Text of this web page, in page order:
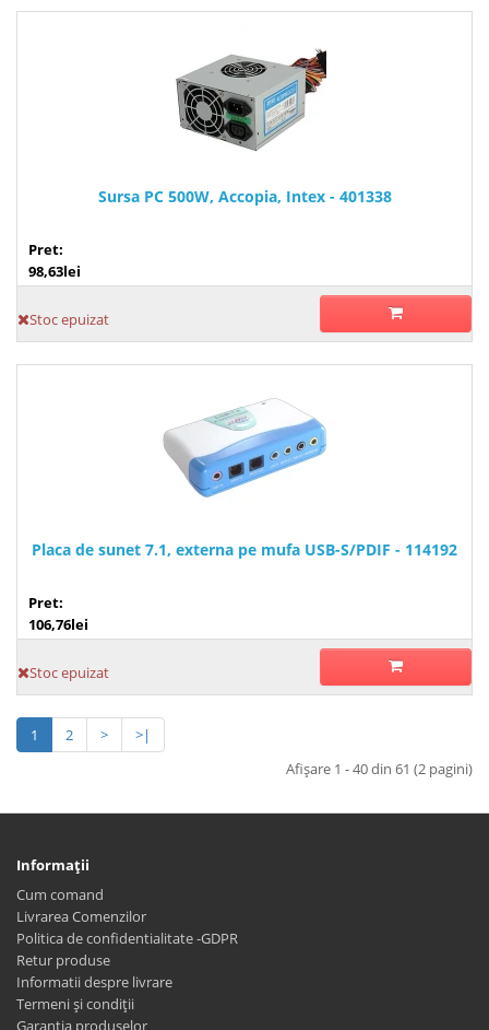
Sursa PC 500W, Accopia, Intex - 401338
Pret:
98,63lei
Stoc epuizat
Placa de sunet 7.1, externa pe mufa USB-S/PDIF - 114192
Pret:
106,76lei
Stoc epuizat
1 2 >
>|
Afişare 1 - 40 din 61 (2 pagini)
Informaţii
Cum comand
Livrarea Comenzilor
Politica de confidentialitate -GDPR
Retur produse
Informatii despre livrare
Termeni și condiții
Garantia produselor